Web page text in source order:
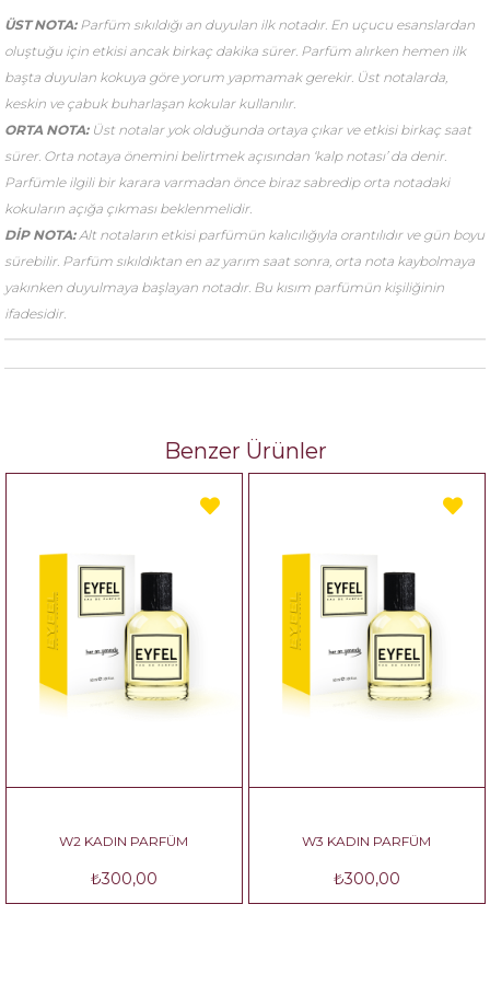
ÜST NOTA:Parfüm sıkıldığı an duyulan ilk notadır. En uçucu esanslardan
oluştuğu için etkisi ancak birkaç dakika sürer. Parfüm alırken hemen ilk
başta duyulan kokuya göre yorum yapmamak gerekir. Üst notalarda,
keskin ve çabuk buharlaşan kokular kullanılır.
ORTA NOTA: Üst notalar yok olduğunda ortaya çıkar ve etkisi birkaç saat
sürer. Orta notaya önemini belirtmek açısından ‘kalp notası’ da denir.
Parfümle ilgili bir karara varmadan önce biraz sabredip orta notadaki
kokuların açığa çıkması beklenmelidir.
DİP NOTA:Alt notaların etkisi parfümün kalıcılığıyla orantılıdır ve gün boyu
sürebilir. Parfüm sıkıldıktan en az yarım saat sonra, orta nota kaybolmaya
yakınken duyulmaya başlayan notadır. Bu kısım parfümün kişiliğinin
ifadesidir.
Benzer Ürünler
W2 KADIN PARFÜM
₺300,00
W3 KADIN PARFÜM
₺300,00